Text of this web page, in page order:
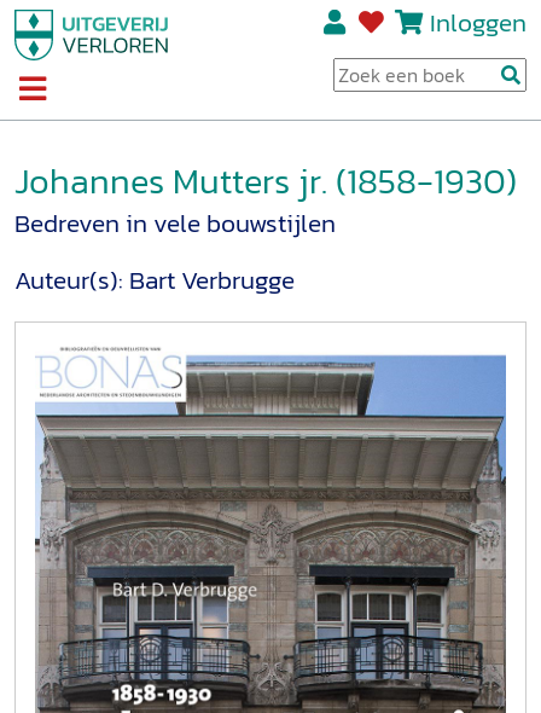
Inloggen
Johannes Mutters jr. (1858-1930)
Bedreven in vele bouwstijlen
Auteur(s): Bart Verbrugge